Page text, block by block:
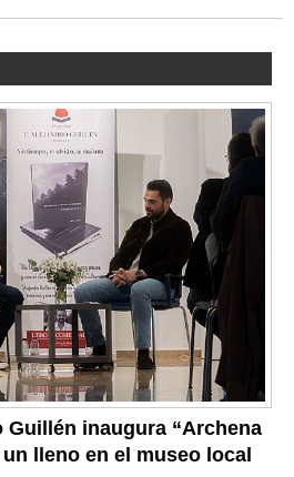
Guillén inaugura “Archena
lleno en el museo local